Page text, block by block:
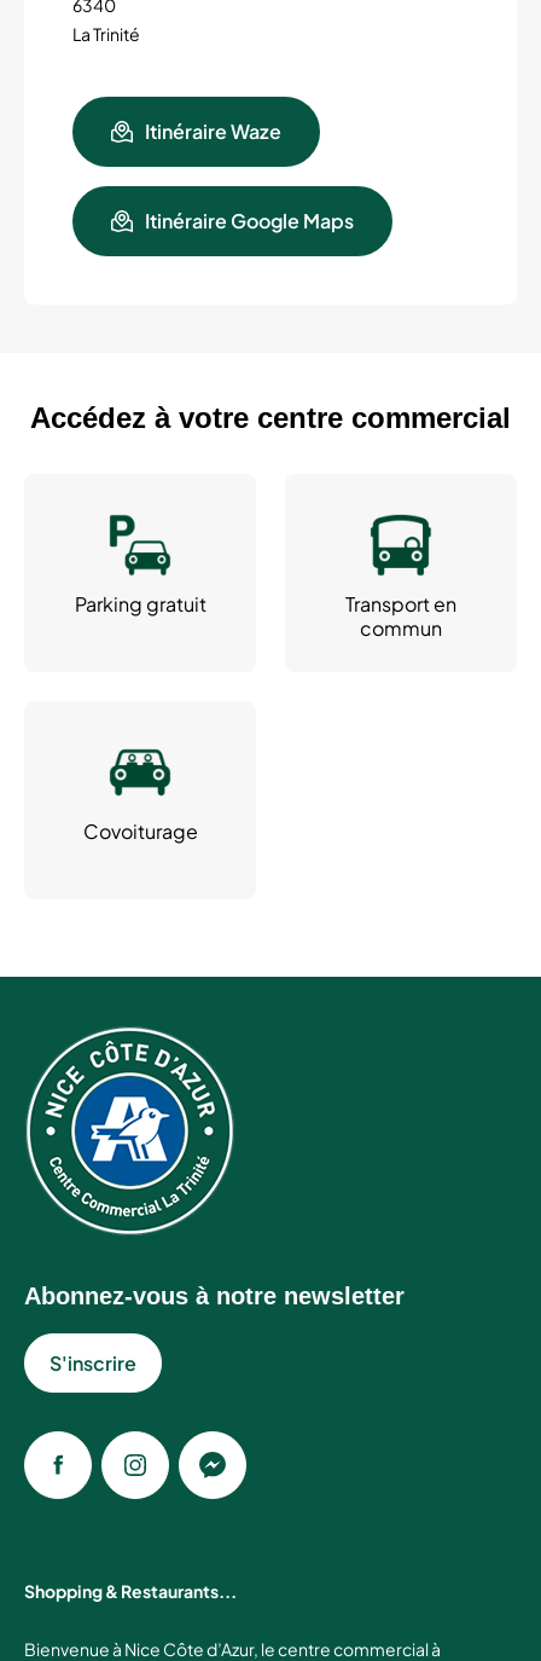
6340
La Trinité
Itinéraire Waze
Itinéraire Google Maps
Accédez à votre centre commercial
Parking gratuit
Transport en
commun
Covoiturage
Shopping & Restaurants...
Bienvenue à Nice Côte d’Azur, le centre commercial à
Abonnez-vous à notre newsletter
S'inscrire
FacebookInstagramMessenger